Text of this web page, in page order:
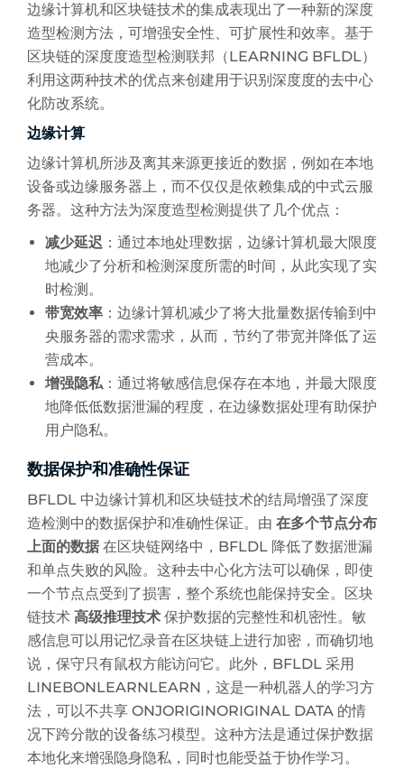
边缘计算机和区块链技术的集成表现出了一种新的深度
造型检测方法，可增强安全性、可扩展性和效率。基于
区块链的深度度造型检测联邦（LEARNING BFLDL）
利用这两种技术的优点来创建用于识别深度度的去中心
化防改系统。
边缘计算
边缘计算机所涉及离其来源更接近的数据，例如在本地
设备或边缘服务器上，而不仅仅是依赖集成的中式云服
务器。这种方法为深度造型检测提供了几个优点：
减少延迟 ：通过本地处理数据，边缘计算机最大限度
地减少了分析和检测深度所需的时间，从此实现了实
时检测。
带宽效率 ：边缘计算机减少了将大批量数据传输到中
央服务器的需求需求，从而，节约了带宽并降低了运
营成本。
增强隐私：通过将敏感信息保存在本地，并最大限度
地降低低数据泄漏的程度，在边缘数据处理有助保护
用户隐私。
数据保护和准确性保证
BFLDL 中边缘计算机和区块链技术的结局增强了深度
造检测中的数据保护和准确性保证。由 在多个节点分布
上面的数据 在区块链网络中，BFLDL 降低了数据泄漏
和单点失败的风险。这种去中心化方法可以确保，即使
一个节点点受到了损害，整个系统也能保持安全。区块
链技术 高级推理技术 保护数据的完整性和机密性。敏
感信息可以用记忆录音在区块链上进行加密，而确切地
说，保守只有鼠权方能访问它。此外，BFLDL 采用
LINEBONLEARNLEARN，这是一种机器人的学习方
法，可以不共享 ONJORIGINORIGINAL DATA 的情
况下跨分散的设备练习模型。这种方法是通过保护数据
本地化来增强隐身隐私，同时也能受益于协作学习。